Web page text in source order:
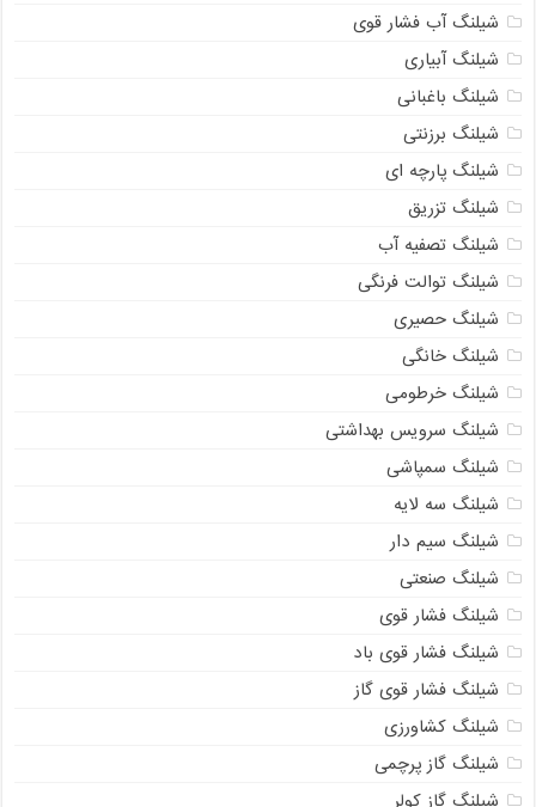
شیلنگ آب فشار قوی
شیلنگ آبیاری
شیلنگ باغبانی
شیلنگ برزنتی
شیلنگ پارچه ای
شیلنگ تزریق
شیلنگ تصفیه آب
شیلنگ توالت فرنگی
شیلنگ حصیری
شیلنگ خانگی
شیلنگ خرطومی
شیلنگ سرویس بهداشتی
شیلنگ سمپاشی
شیلنگ سه لایه
شیلنگ سیم دار
شیلنگ صنعتی
شیلنگ فشار قوی
شیلنگ فشار قوی باد
شیلنگ فشار قوی گاز
شیلنگ کشاورزی
شیلنگ گاز پرچمی
شیلنگ گاز کولر